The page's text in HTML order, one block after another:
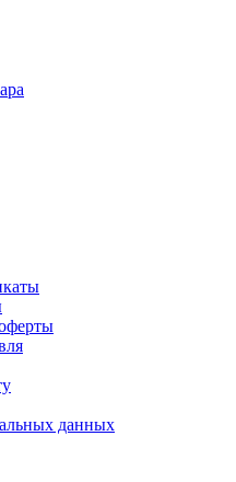
данных